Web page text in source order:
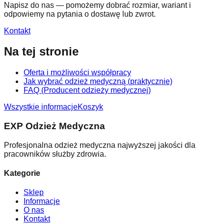
Napisz do nas — pomożemy dobrać rozmiar, wariant i
odpowiemy na pytania o dostawę lub zwrot.
Kontakt
Na tej stronie
Oferta i możliwości współpracy
Jak wybrać odzież medyczną (praktycznie)
FAQ (Producent odzieży medycznej)
Wszystkie informacjeKoszyk
EXP Odzież Medyczna
Profesjonalna odzież medyczna najwyższej jakości dla
pracowników służby zdrowia.
Kategorie
Sklep
Informacje
O nas
Kontakt